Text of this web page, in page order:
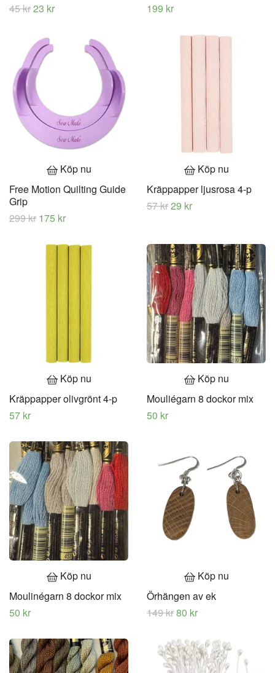
45 kr23 kr
199 kr
Köp nu
Free Motion Quilting Guide
Grip
299 kr 175 kr
Köp nu
Kräppapper ljusrosa 4-p
57 kr29 kr
Köp nu
Kräppapper olivgrönt 4-p
57 kr
Köp nu
Mouliégarn 8 dockor mix
50 kr
Köp nu
Moulinégarn 8 dockor mix
50 kr
Köp nu
Örhängen av ek
149 kr80 kr